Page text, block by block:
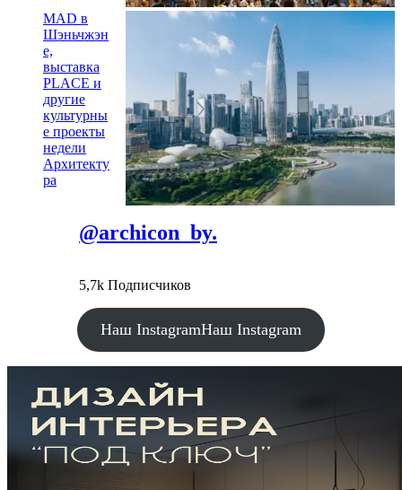
MAD в
Шэньчжэн
е,
выставка
PLACE и
другие
культурны
е проекты
недели
Архитекту
ра
@archicon_by.
5,7k Подписчиков
Наш InstagramНаш Instagram